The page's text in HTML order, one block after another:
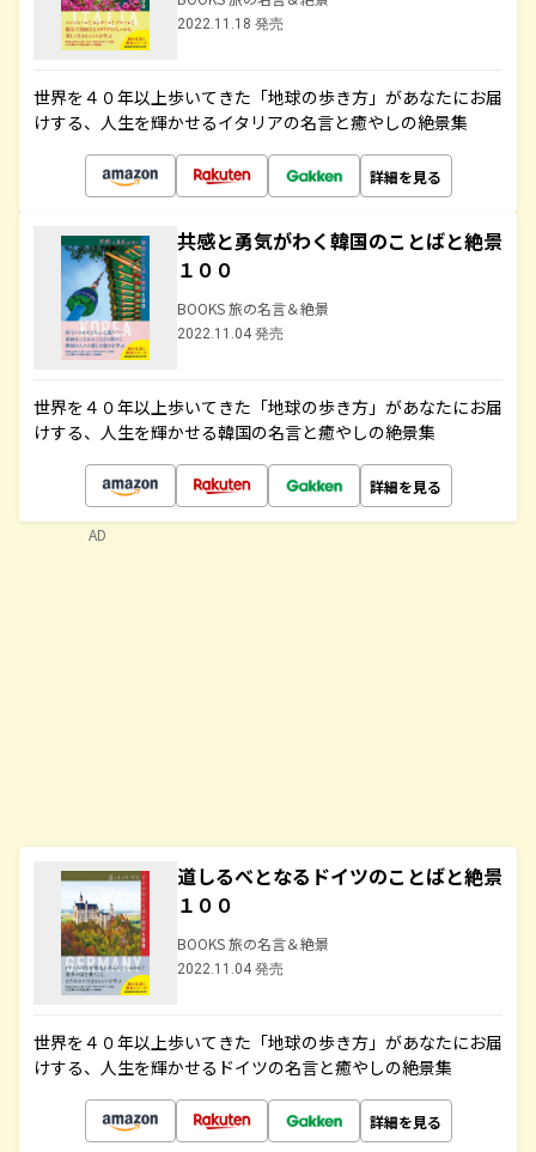
2022.11.18 発売
世界を４０年以上歩いてきた「地球の歩き方」があなたにお届
けする、人生を輝かせるイタリアの名言と癒やしの絶景集
詳細を見る
共感と勇気がわく韓国のことばと絶景
１００
BOOKS 旅の名言＆絶景
2022.11.04 発売
世界を４０年以上歩いてきた「地球の歩き方」があなたにお届
けする、人生を輝かせる韓国の名言と癒やしの絶景集
詳細を見る
道しるべとなるドイツのことばと絶景
１００
BOOKS 旅の名言＆絶景
2022.11.04 発売
世界を４０年以上歩いてきた「地球の歩き方」があなたにお届
けする、人生を輝かせるドイツの名言と癒やしの絶景集
詳細を見る
AD